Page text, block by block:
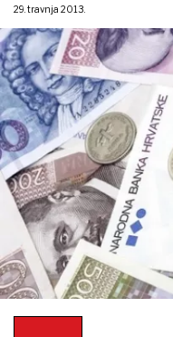
29. travnja 2013.